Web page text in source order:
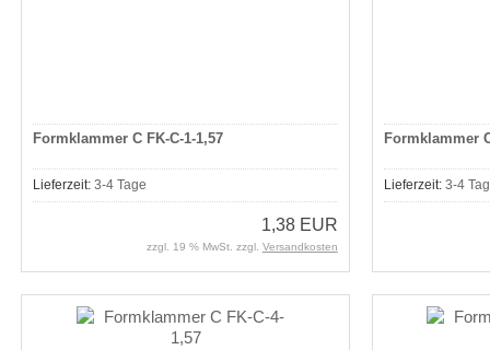
Formklammer C FK-C-1-1,57
Lieferzeit:3-4 Tage
1,38 EUR
zzgl. 19 % MwSt. zzgl. Versandkosten
Formklammer
Lieferzeit: 3-4